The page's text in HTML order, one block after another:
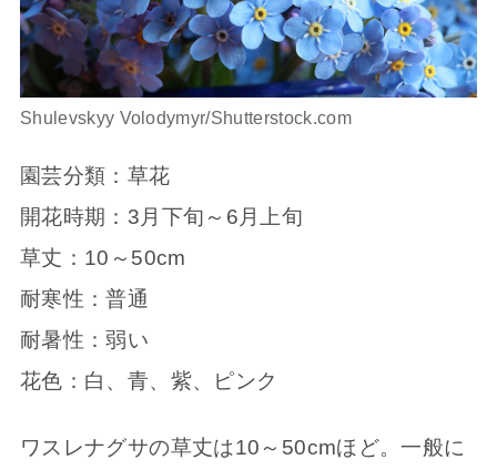
Shulevskyy Volodymyr/Shutterstock.com
園芸分類：草花
開花時期：3月下旬～6月上旬
草丈：10～50cm
耐寒性：普通
耐暑性：弱い
花色：白、青、紫、ピンク
ワスレナグサの草丈は10～50cmほど。一般に